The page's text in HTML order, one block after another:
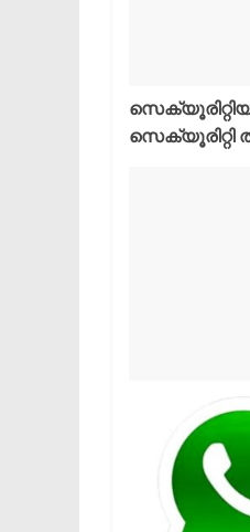
സെക്യൂരിറ്റി